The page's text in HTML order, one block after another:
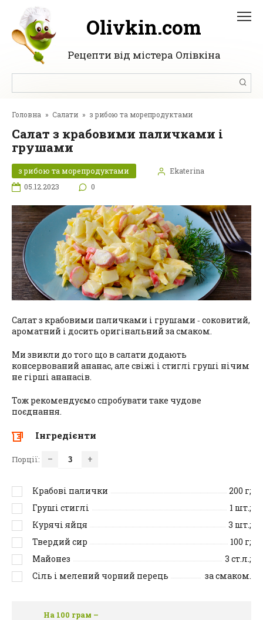
Перейти
вмісту
Olivkin.com
Рецепти від містера Олівкіна
Головна » Салати » з рибою та морепродуктами
Салат з крабовими паличками і
грушами
з рибою та морепродуктами
Ekaterina
05.12.2023
0
Салат з крабовими паличками і грушами ‑ соковитий,
ароматний і досить оригінальний за смаком.
Ми звикли до того що в салати додають
консервований ананас, але свіжі і стиглі груші нічим
не гірші ананасів.
Тож рекомендуємо спробувати таке чудове
поєднання.
Інгредієнти
Порції: – +
Крабові палички 200 г;
Груші стиглі
1 шт.;
Курячі яйця
3 шт.;
Твердий сир
100 г;
Майонез
3 ст.л.;
Сіль і мелений чорний перець
за смаком.
На 100 грам –